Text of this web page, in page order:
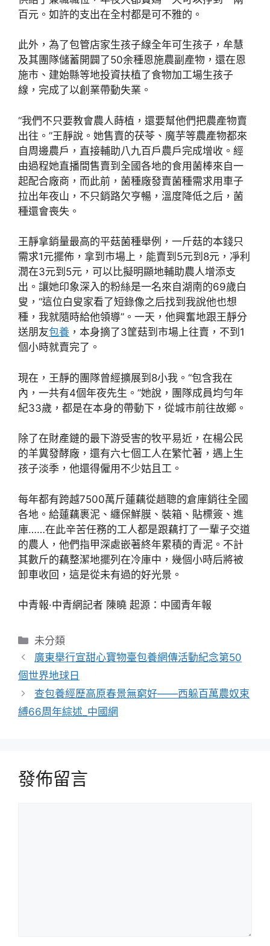
百元。如許的支出在全村都是可不雅的。
此外，為了包管店家生孩子線全年可生孩子，牟慧
及其團隊儲蓄開闢了50余種恩施農副產物，還在恩
施市、建始縣等地投資扶植了食物加工場生孩子
線，完成了以創業帶動失業。
“我們不只要教會農人蒔植，還要幫他們把農產物賣
出往。”王靜說。她售賣的茯苓、魔芋等農產物都來
自周邊農戶，直接輔助八九百戶農戶完成增收。經
由過程她直播間售賣到全國各地的食用菌棒來自一
起配合廠商，而此前，菌種廠發賣菌種需求用車子
拉出年夜山，不只銷路欠亨暢，溫度降低之后，菌
種還會喪失。
王靜拿銷量最高的平菇菌種舉例，一斤菇的本錢只
需求1元擺佈，拿到市場上，能賣到5元到8元，凈利
潤在3元到5元，可以比擬明顯地輔助農人增添支
出。讓她印象深入的粉絲是一名來自湖南的69歲白
叟，“這位白叟家看了短錄像之后找到我說他也想
種，我就隨時給他領導”。一天，他興奮地跟王靜分
送朋友包養 ，本身摘了3筐菇到市場上往賣，不到1
個小時就賣完了。
現在，王靜的團隊曾經擴展到8小我。“包含我在
內，一共有4個年夜先生。”她說，團隊成員均勻年
紀33歲，都是在本身的帶動下，從城市前往故鄉。
除了在財產鏈的最下游受害的牧平易近，在楊公民
的羊糞發酵廠，還有六七個工人在繁忙著，遇上生
孩子淡季，他還得僱用不少姑且工。
每年都有跨越7500萬斤蓮藕從趙聰的倉庫銷往全國
各地。給蓮藕裹泥、纏保鮮膜、裝箱、貼標簽、進
庫……在此辛苦任務的工人都是跟藕打了一輩子交道
的農人，他們指甲深處嵌著終年累積的青泥。不計
其數斤的藕整潔地擺列在冷庫中，幾個小時后將被
卸車收回，這是從未有過的好光景。
中青報·中青網記者 陳曉 起源：中國青年報
分
類
未分類
廣東舉行宣甜心寶物臺包養網傳活動紀念第50
個世界地球日
查包養經歷高原春景無窮好——西躲百萬農奴束
縛66周年綜述_中國網
發佈留言